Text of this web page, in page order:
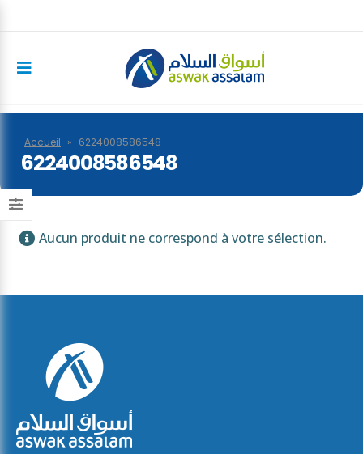
Accueil » 6224008586548
6224008586548
Aucun produit ne correspond à votre sélection.